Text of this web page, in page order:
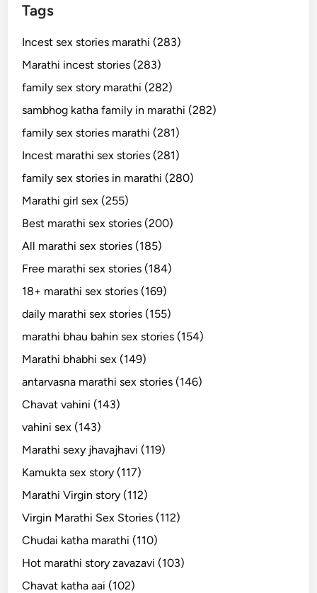
Tags
Incest sex stories marathi (283)
Marathi incest stories (283)
family sex story marathi (282)
sambhog katha family in marathi (282)
family sex stories marathi (281)
Incest marathi sex stories (281)
family sex stories in marathi (280)
Marathi girl sex (255)
Best marathi sex stories (200)
All marathi sex stories (185)
Free marathi sex stories (184)
18+ marathi sex stories (169)
daily marathi sex stories (155)
marathi bhau bahin sex stories (154)
Marathi bhabhi sex (149)
antarvasna marathi sex stories (146)
Chavat vahini (143)
vahini sex (143)
Marathi sexy jhavajhavi (119)
Kamukta sex story (117)
Marathi Virgin story (112)
Virgin Marathi Sex Stories (112)
Chudai katha marathi (110)
Hot marathi story zavazavi (103)
Chavat katha aai (102)